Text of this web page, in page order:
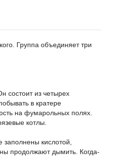
Группа объединяет три
состоит из четырех
в кратере
на фумарольных полях.
котлы.
кислотой,
продолжают дымить. Когда-